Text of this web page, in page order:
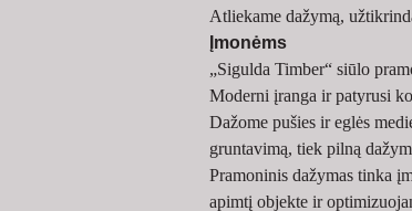
Atliekame dažymą,
Įmonėms
„Sigulda Timber“ siūlo
Moderni įranga ir patyrusi
Dažome pušies ir eglės
gruntavimą, tiek pilną
Pramoninis dažymas tinka
apimtį objekte ir